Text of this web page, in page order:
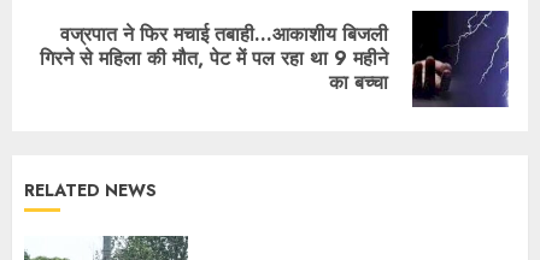
वज्रपात ने फिर मचाई तबाही…आकाशीय बिजली
गिरने से महिला की मौत, पेट में पल रहा था 9 महीने
का बच्चा
RELATED NEWS